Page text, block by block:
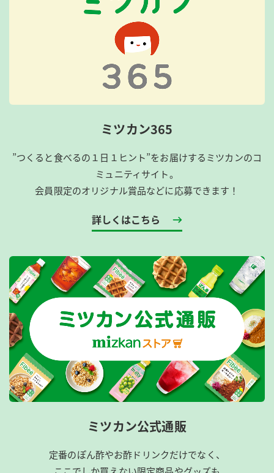
ミツカン365
”つくると食べるの１日１ヒント”をお届けするミツカンのコ
ミュニティサイト。
会員限定のオリジナル賞品などに応募できます！
詳しくはこちら
ミツカン公式通販
定番のぽん酢やお酢ドリンクだけでなく、